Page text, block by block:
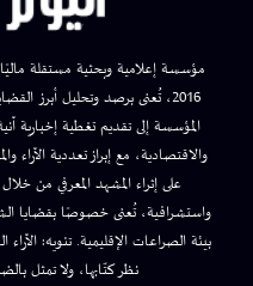
2016، تُعنى برصد وتحليل أبرز
المؤسسة إلى تقديم تغطية إخبارية
والاقتصادية، مع إبراز تعددية الآراء
على إثراء المشهد المعرفي من
واستشرافية، تُعنى خصوصًا بقضايا
بيئة الصراعات الإقليمية. تنويه:
نظر كتّابها، ولا تمثل